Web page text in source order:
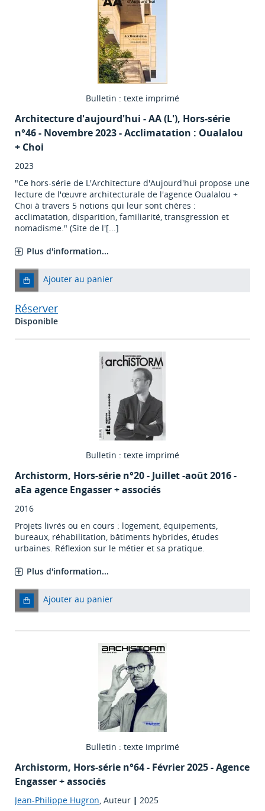
Bulletin : texte imprimé
Architecture d'aujourd'hui - AA (L'), Hors-série
n°46 - Novembre 2023 - Acclimatation : Oualalou
+ Choi
2023
"Ce hors-série de L'Architecture d'Aujourd'hui propose une
lecture de l'œuvre architecturale de l'agence Oualalou +
Choi à travers 5 notions qui leur sont chères :
acclimatation, disparition, familiarité, transgression et
nomadisme." (Site de l'[...]
Plus d'information...
Ajouter au panier
Réserver
Disponible
Bulletin : texte imprimé
Archistorm, Hors-série n°20 - Juillet -août 2016 -
aEa agence Engasser + associés
2016
Projets livrés ou en cours : logement, équipements,
bureaux, réhabilitation, bâtiments hybrides, études
urbaines. Réflexion sur le métier et sa pratique.
Plus d'information...
Ajouter au panier
Bulletin : texte imprimé
Archistorm, Hors-série n°64 - Février 2025 - Agence
Engasser + associés
Jean-Philippe Hugron, Auteur | 2025